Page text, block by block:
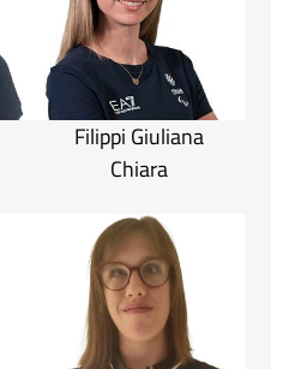
Filippi Giuliana
Chiara